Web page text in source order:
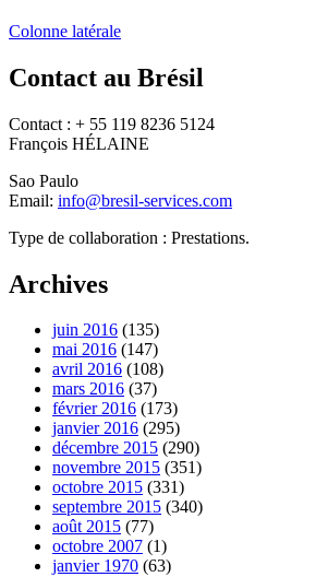
Colonne latérale
Contact au Brésil
Contact : + 55 119 8236 5124
François HÉLAINE
Sao Paulo
Email: info@bresil-services.com
Type de collaboration : Prestations.
Archives
juin 2016 (135)
mai 2016 (147)
avril 2016 (108)
mars 2016 (37)
février 2016 (173)
janvier 2016 (295)
décembre 2015 (290)
novembre 2015 (351)
octobre 2015 (331)
septembre 2015 (340)
août 2015 (77)
octobre 2007 (1)
janvier 1970 (63)